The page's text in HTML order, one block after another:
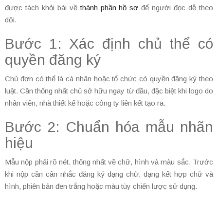
được tách khỏi bài vềthành phần hồ sơ để người đọc dễ theo
dõi.
Bước 1: Xác định chủ thể có
quyền đăng ký
Chủ đơn có thể là cá nhân hoặc tổ chức có quyền đăng ký theo
luật. Cần thống nhất chủ sở hữu ngay từ đầu, đặc biệt khi logo do
nhân viên, nhà thiết kế hoặc công ty liên kết tạo ra.
Bước 2: Chuẩn hóa mẫu nhãn
hiệu
Mẫu nộp phải rõ nét, thống nhất về chữ, hình và màu sắc. Trước
khi nộp cần cân nhắc đăng ký dạng chữ, dạng kết hợp chữ và
hình, phiên bản đen trắng hoặc màu tùy chiến lược sử dụng.